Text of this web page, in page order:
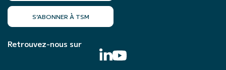
S’ABONNER À TSM
Retrouvez-nous sur